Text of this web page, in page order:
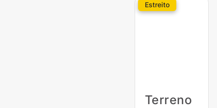
Estreito
Terreno